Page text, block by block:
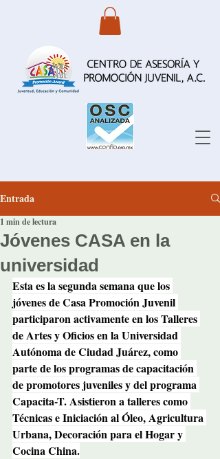
Entrada
Jóvenes CASA en la
universidad
1 min de lectura
Esta es la segunda semana que los
jóvenes de Casa Promoción Juvenil
participaron activamente en los Talleres
de Artes y Oficios en la Universidad
Autónoma de Ciudad Juárez, como
parte de los programas de capacitación
de promotores juveniles y del programa
Capacita-T. Asistieron a talleres como
Técnicas e Iniciación al Óleo, Agricultura
Urbana, Decoración para el Hogar y
Cocina China.